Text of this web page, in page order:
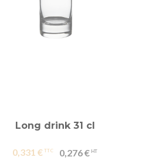
Long drink 31 cl
0,331 € 0,276 €